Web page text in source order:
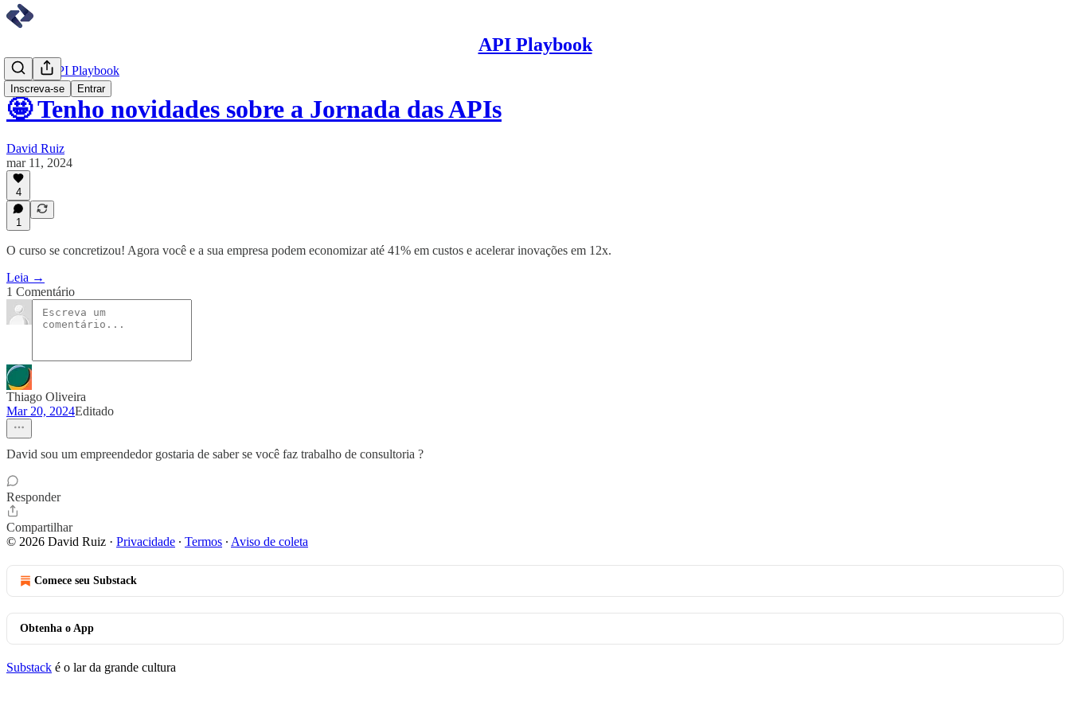
API Playbook
Inscreva-se Entrar
Jornada API Playbook
🤩 Tenho novidades sobre a Jornada das APIs
David Ruiz
mar 11, 2024
4
1
O curso se concretizou! Agora você e a sua empresa podem economizar até 41% em custos e acelerar inovações em 12x.
Leia →
1 Comentário
Thiago Oliveira
Mar 20, 2024Editado
David sou um empreendedor gostaria de saber se você faz trabalho de consultoria ?
Responder
Compartilhar
© 2026 David Ruiz · Privacidade ∙ Termos ∙ Aviso de coleta
Comece seu Substack
Obtenha o App
Substack é o lar da grande cultura